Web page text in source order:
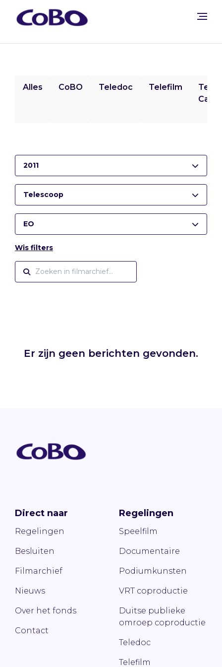
Alles CoBO Teledoc Telefilm
2011
Telescoop
EO
Wis filters
Er zijn geen berichten gevonden.
Direct naar
Regelingen
Besluiten
Filmarchief
Nieuws
Over het fonds
Contact
Regelingen
Speelfilm
Documentaire
Podiumkunsten
VRT coproductie
Duitse publieke
omroep coproductie
Teledoc
Telefilm